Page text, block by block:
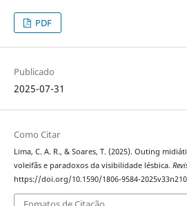
PDF
Publicado
2025-07-31
Como Citar
Lima, C. A. R., & Soares, T. (2025). Outing
voleifãs e paradoxos da visibilidade lésbica.
https://doi.org/10.1590/1806-9584-